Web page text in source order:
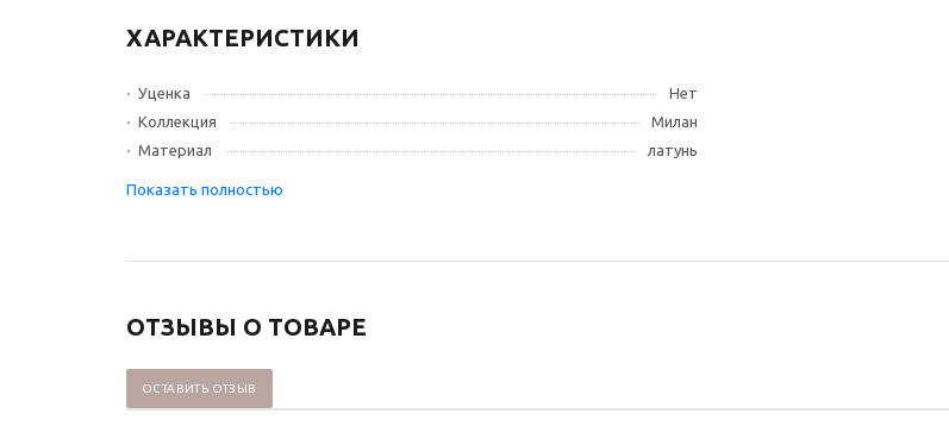
ХАРАКТЕРИСТИКИ
Уценка
Нет
Коллекция
Милан
Материал
латунь
ОТЗЫВЫ О ТОВАРЕ
ОСТАВИТЬ ОТЗЫВ